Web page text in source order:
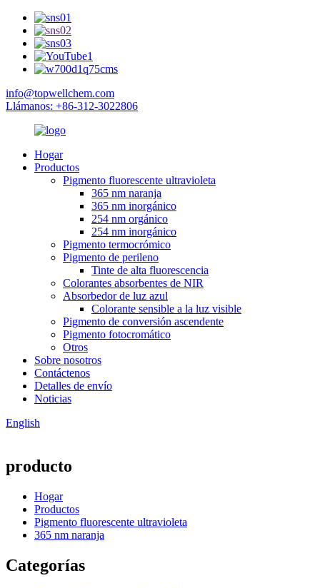
info@topwellchem.com
Llámanos: +86-312-3022806
Hogar
Productos
Pigmento fluorescente ultravioleta
365 nm naranja
365 nm inorgánico
254 nm orgánico
254 nm inorgánico
Pigmento termocrómico
Pigmento de perileno
Tinte de alta fluorescencia
Colorantes absorbentes de NIR
Absorbedor de luz azul
Colorante sensible a la luz visible
Pigmento de conversión ascendente
Pigmento fotocromático
Otros
Sobre nosotros
Contáctenos
Detalles de envío
Noticias
English
producto
Hogar
Productos
Pigmento fluorescente ultravioleta
365 nm naranja
Categorías